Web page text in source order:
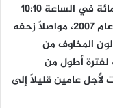
نوات ارتفاعاً جديداً ليصل إلى 4.636 في المائة في الساعة 10:10
بتوقيت غرينيتش، وهو أعلى مستوى منذ عام 2007، مواصلاً زحفه
المخاوف من
لفترة أطول من
عامين قليلاً إلى